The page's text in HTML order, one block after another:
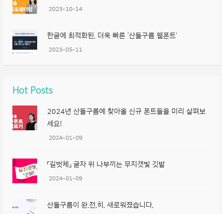
2023-10-14
한글에 최적화된, 더욱 빠른 ‘산돌구름 웹폰트’
2023-05-11
Hot Posts
2024년 산돌구름에 찾아올 신규 폰트들을 미리 살펴보
세요!
2024-01-09
「길벗체」 글자 위 나부끼는 무지갯빛 깃발
2024-01-09
산돌구름이 완.전.히. 새로워졌습니다.